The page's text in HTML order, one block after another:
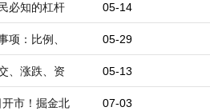
05-14
必知的杠杆
05-29
项：比例、
05-13
、涨跌、资
07-03
市！掘金北